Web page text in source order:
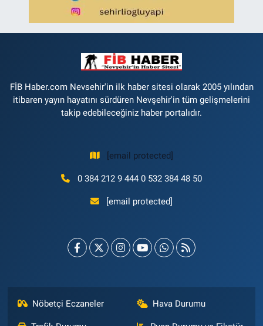
FİB Haber.com Nevsehir'in ilk haber sitesi olarak 2005 yılından
itibaren yayın hayatını sürdüren Nevşehir'in tüm gelişmelerini
takip edebileceğiniz haber portalıdır.
[email protected]
0 384 212 9 444 0 532 384 48 50
[email protected]
Nöbetçi Eczaneler Hava Durumu